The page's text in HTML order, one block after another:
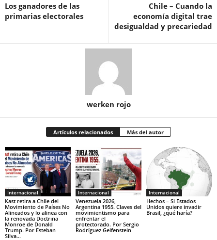
Los ganadores de las
primarias electorales
Chile – Cuando la
economía digital trae
desigualdad y precariedad
werken rojo
Artículos relacionados Más del autor
Internacional
Kast retira a Chile del
Movimiento de Países No
Alineados y lo alinea con
la renovada Doctrina
Monroe de Donald
Trump. Por Esteban
Silva...
Internacional
Venezuela 2026,
Argentina 1955. Claves del
movimientismo para
enfrentar el
protectorado. Por Sergio
Rodríguez Gelfenstein
Internacional
Hechos – Si Estados
Unidos quiere invadir
Brasil, ¿qué haría?